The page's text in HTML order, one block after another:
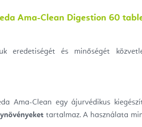
Ama-Clean Digestion 60
eredetiségét és minőségét
Ama-Clean egy ájurvédikus
tartalmaz. A használata